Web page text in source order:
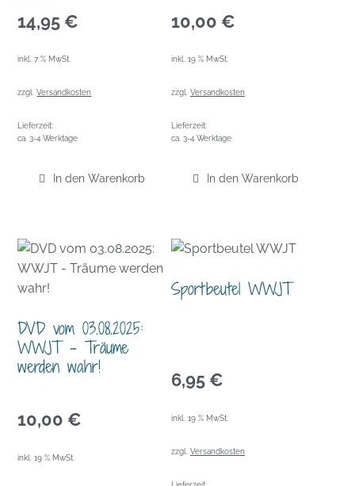
14,95 €
inkl. 7 % MwSt.
zzgl.Versandkosten
Lieferzeit:
ca. 3-4 Werktage
In den Warenkorb
10,00 €
inkl. 19 % MwSt.
zzgl. Versandkosten
Lieferzeit:
ca. 3-4 Werktage
In den Warenkorb
DVD vom 03.08.2025:
WWJT – Träume
werden wahr!
10,00 €
inkl. 19 % MwSt.
Sportbeutel WWJT
6,95 €
inkl. 19 % MwSt.
zzgl. Versandkosten